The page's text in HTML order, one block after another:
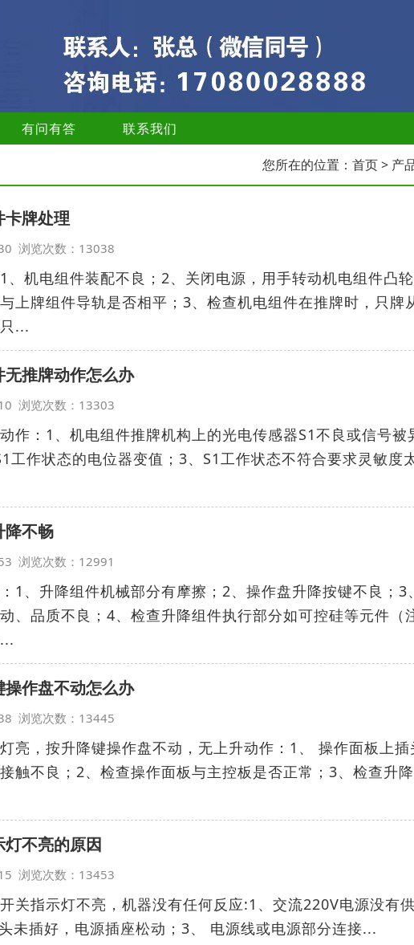
有问有答 联系我们
您所在的位置： 首页> 产
卡牌处理
浏览次数：13038
、机电组件装配不良；2、关闭电源，用手转动机电组件凸
上牌组件导轨是否相平；3、检查机电组件在推牌时，只牌
...
推牌动作怎么办
浏览次数：13303
作：1、机电组件推牌机构上的光电传感器S1不良或信号被
工作状态的电位器变值；3、S1工作状态不符合要求灵敏度
降不畅
浏览次数：12991
1、升降组件机械部分有摩擦；2、操作盘升降按键不良；3
、品质不良；4、检查升降组件执行部分如可控硅等元件（
作盘不动怎么办
浏览次数：13445
亮，按升降键操作盘不动，无上升动作：1、 操作面板上插
触不良；2、检查操作面板与主控板是否正常；3、检查升
不亮的原因
浏览次数：13453
关指示灯不亮，机器没有任何反应:1、交流220V电源没有
未插好，电源插座松动；3、 电源线或电源部分连接...